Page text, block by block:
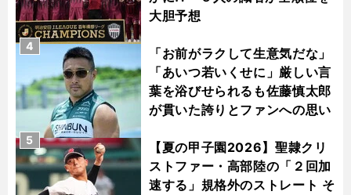
大胆予想
「お前がラクして生意気だな」
「あいつ若いくせに」厳しい言
葉を浴びせられるも佐藤慎太郎
が貫いた誇りとファンへの思い
4
【夏の甲子園2026】聖隷クリ
ストファー・高部陸の「２回加
速する」規格外のストレート そ
5